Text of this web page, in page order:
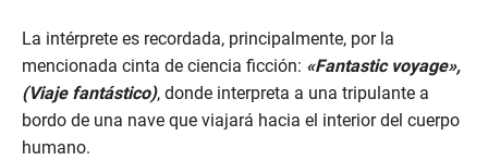
La intérprete es recordada, principalmente, por la
mencionada cinta de ciencia ficción: «Fantastic voyage»,
(Viaje fantástico), donde interpreta a una tripulante a
bordo de una nave que viajará hacia el interior del cuerpo
humano.